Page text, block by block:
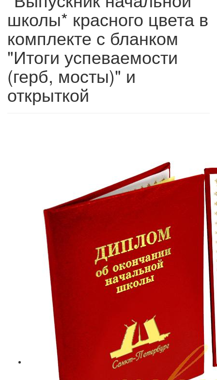
школы* красного цвета в
комплекте с бланком
"Итоги успеваемости
(герб, мосты)" и
открыткой